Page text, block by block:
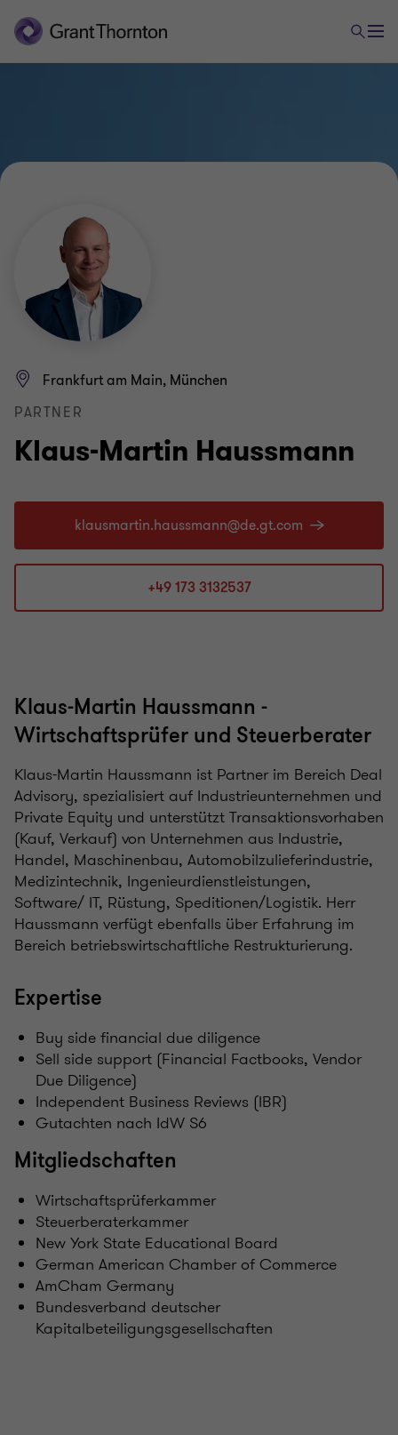
Klaus-Martin Haussmann
Frankfurt am Main, München
PARTNER
+49 173 3132537
Klaus-Martin Haussmann -
Wirtschaftsprüfer und Steuerberater
Klaus-Martin Haussmann ist Partner im Bereich Deal
Advisory, spezialisiert auf Industrieunternehmen und
Private Equity und unterstützt Transaktionsvorhaben
(Kauf, Verkauf) von Unternehmen aus Industrie,
Handel, Maschinenbau, Automobilzulieferindustrie,
Medizintechnik, Ingenieurdienstleistungen,
Software/ IT, Rüstung, Speditionen/Logistik. Herr
Haussmann verfügt ebenfalls über Erfahrung im
Bereich betriebswirtschaftliche Restrukturierung.
Expertise
Buy side financial due diligence
Sell side support (Financial Factbooks, Vendor
Due Diligence)
Independent Business Reviews (IBR)
Gutachten nach IdW S6
Mitgliedschaften
Wirtschaftsprüferkammer
Steuerberaterkammer
New York State Educational Board
German American Chamber of Commerce
AmCham Germany
Bundesverband deutscher
Kapitalbeteiligungsgesellschaften